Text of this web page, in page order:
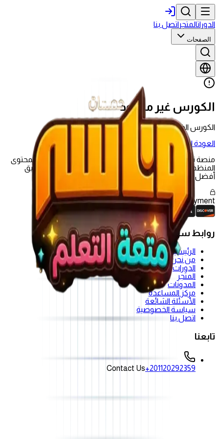
الدوراتالمتجراتصل بنا
الصفحات
الكورس غير موجود
الكورس الذي تبحث عنه غير موجود أو تم حذفه.
العودة للدورات
منصة تعليمية شاملة تقدم تجربة تعليمية حديثة تجمع بين المحتوى
المنظم والجلسات الحية وأدوات التقييم لمساعدتك على تحقيق
أفضل النتائج.
SecurePayment
روابط سريعة
الرئيسية
من نحن
الدورات
المتجر
المدونات
مركز المساعدة
الأسئلة الشائعة
سياسة الخصوصية
اتصل بنا
تابعنا
+201120292359
Contact Us